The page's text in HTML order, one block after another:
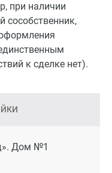
при наличии
сособственник,
к сделке нет).
Дом №1